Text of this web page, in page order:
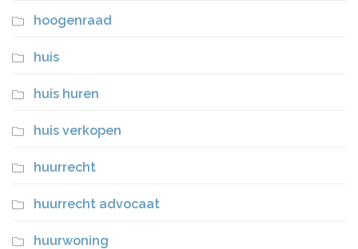
hoogenraad
huis
huis huren
huis verkopen
huurrecht
huurrecht advocaat
huurwoning